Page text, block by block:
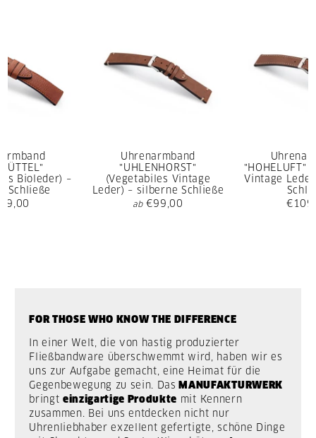
Uhrenarmband
"UHLENHORST"
(Vegetabiles Vintage
Leder) – silberne Schließe
ab €99,00
"HOHELUFT"
Vintage
Bioleder) –
Schließe
FOR THOSE WHO KNOW THE DIFFERENCE
In einer Welt, die von hastig produzierter
Fließbandware überschwemmt wird, haben wir es
uns zur Aufgabe gemacht, eine Heimat für die
Gegenbewegung zu sein. Das MANUFAKTURWERK
bringt einzigartige Produkte mit Kennern
zusammen. Bei uns entdecken nicht nur
Uhrenliebhaber exzellent gefertigte, schöne Dinge